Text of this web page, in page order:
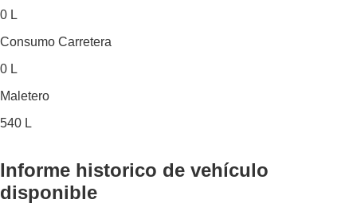
0 L
Consumo Carretera
0 L
Maletero
540 L
Informe historico de vehículo
disponible